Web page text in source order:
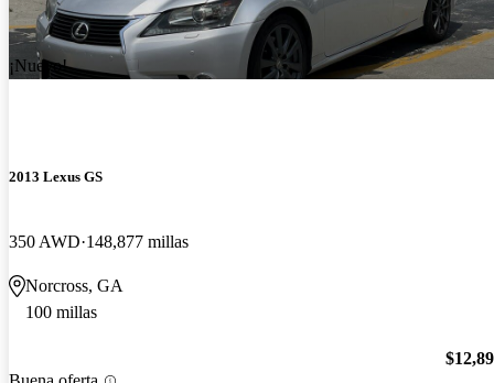
¡Nuevo!
2013 Lexus GS
350 AWD 148,877 millas
Norcross, GA
100 millas